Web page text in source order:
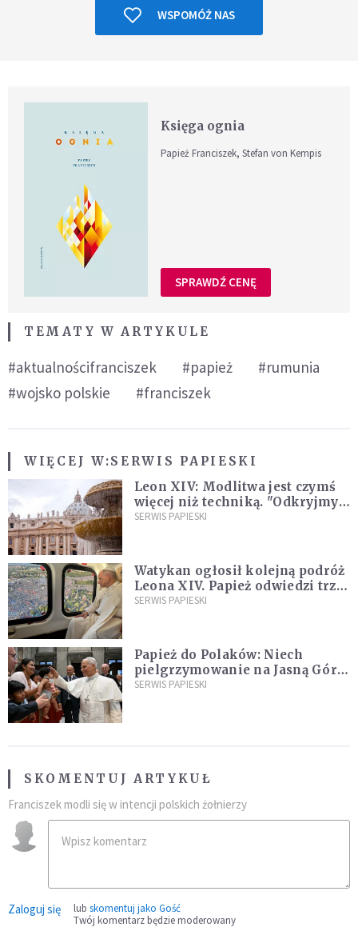
WSPOMÓŻ NAS
Księga ognia
Papież Franciszek, Stefan von Kempis
SPRAWDŹ CENĘ
TEMATY W ARTYKULE
#aktualnościfranciszek #papież
#rumunia
#wojsko polskie
#franciszek
WIĘCEJ W:SERWIS PAPIESKI
Leon XIV: Modlitwa jest czymś
więcej niż techniką. "Odkryjmy
ją na nowo"
SERWIS PAPIESKI
Watykan ogłosił kolejną podróż
Leona XIV. Papież odwiedzi trzy
kraje Ameryki Południowej
SERWIS PAPIESKI
Papież do Polaków: Niech
pielgrzymowanie na Jasną Górę
umocni wiarę i nadzieję
SERWIS PAPIESKI
SKOMENTUJ ARTYKUŁ
Franciszek modli się w intencji polskich żołnierzy
Zaloguj się lub skomentuj jako Gość
Twój komentarz będzie moderowany